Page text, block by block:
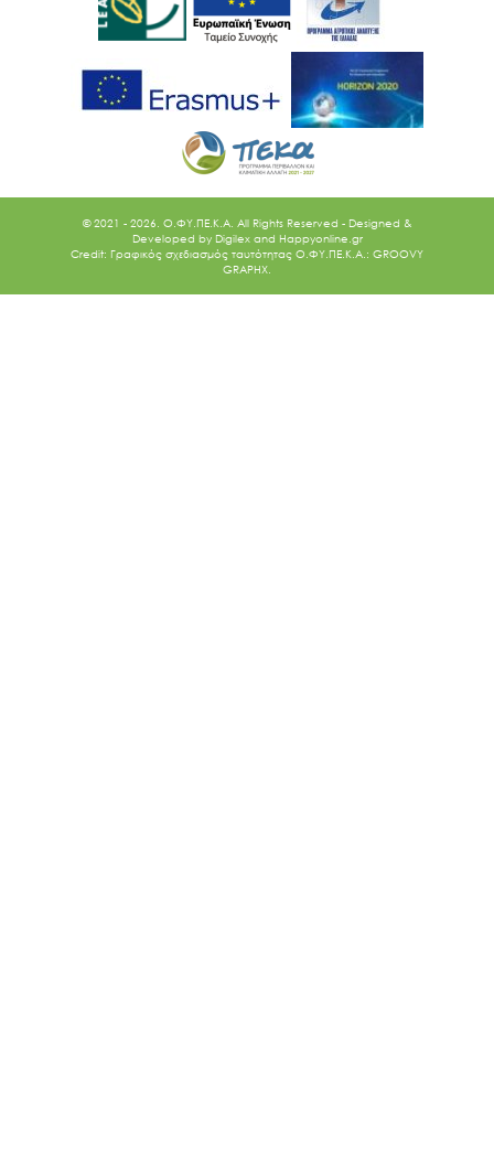
© 2021 - 2026. O.ΦΥ.ΠΕ.Κ.Α. All Rights Reserved - Designed &
Developed by Digilex and Happyonline.gr
Credit: Γραφικός σχεδιασμός ταυτότητας Ο.ΦΥ.ΠΕ.Κ.Α.: GROOVY
GRAPHX.